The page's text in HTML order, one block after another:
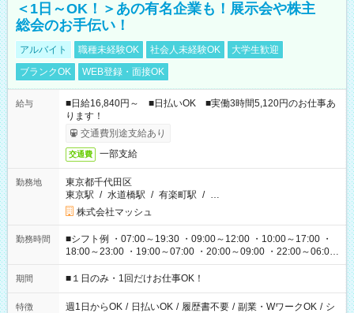
＜1日～OK！＞あの有名企業も！展示会や株主
総会のお手伝い！
アルバイト 職種未経験OK 社会人未経験OK
大学生歓迎
ブランクOK
WEB登録・面接OK
給与
■日給16,840円～ ■日払いOK ■実働3時間5,120円のお仕事あ
ります！
交通費別途支給あり
交通費 一部支給
勤務地
東京都千代田区
東京駅 / 水道橋駅 / 有楽町駅 / …
株式会社マッシュ
勤務時間
■シフト例 ・07:00～19:30 ・09:00～12:00 ・10:00～17:00 ・
18:00～23:00 ・19:00～07:00 ・20:00～09:00 ・22:00～06:00
etc ★最短で3時間で5,120円のお仕事から 15時間で2万円近く稼
げるお仕事も！ ご希望のお時間に合わせてご紹介！ ※シフトは
ください！
期間 ■１日のみ・1回だけお仕事OK！
特徴 週1日からOK / 日払いOK / 履歴書不要 / 副業・WワークOK / シ